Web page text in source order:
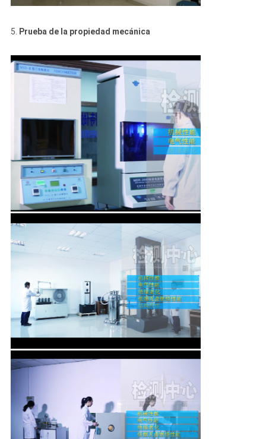
5. Prueba de la propiedad mecánica